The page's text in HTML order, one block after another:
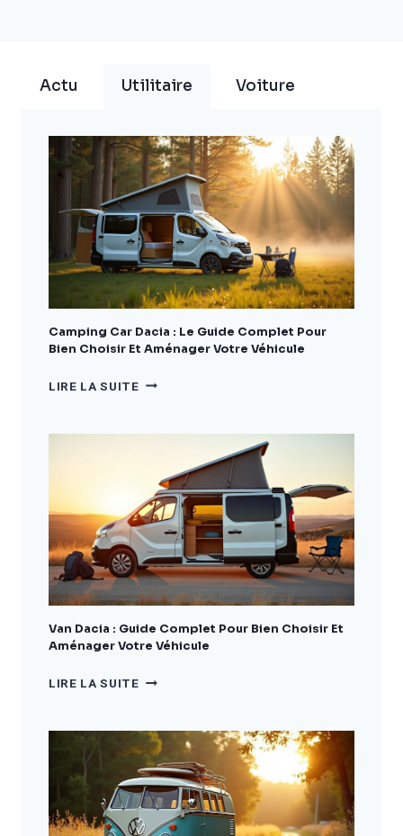
Actu Utilitaire Voiture
Camping Car Dacia : Le Guide Complet Pour
Bien Choisir Et Aménager Votre Véhicule
LIRE LA SUITECAMPING
:
GUIDE
COMPLET
POUR
BIEN
CHOISIR
ET
AMÉNAGER
VOTRE
VÉHICULE
Van Dacia : Guide Complet Pour Bien Choisir Et
Aménager Votre Véhicule
LIRE LA SUITEVAN
GUIDE
COMPLET
POUR
BIEN
CHOISIR
ET